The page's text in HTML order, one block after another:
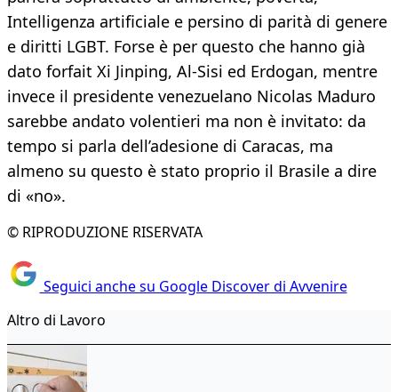
Intelligenza artificiale e persino di parità di genere
e diritti LGBT. Forse è per questo che hanno già
dato forfait Xi Jinping, Al-Sisi ed Erdogan, mentre
invece il presidente venezuelano Nicolas Maduro
sarebbe andato volentieri ma non è invitato: da
tempo si parla dell’adesione di Caracas, ma
almeno su questo è stato proprio il Brasile a dire
di «no».
© RIPRODUZIONE RISERVATA
Seguici anche su Google Discover di Avvenire
Altro di Lavoro